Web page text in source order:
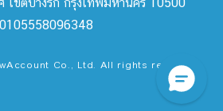
Co., Ltd. All rights reserved.